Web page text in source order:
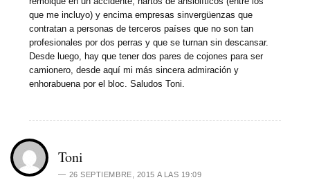
que me incluyo) y encima empresas sinvergüenzas que
contratan a personas de terceros países que no son tan
profesionales por dos perras y que se turnan sin descansar.
Desde luego, hay que tener dos pares de cojones para ser
camionero, desde aquí mi más sincera admiración y
enhorabuena por el bloc. Saludos Toni.
Toni
26 SEPTIEMBRE, 2015 A LAS 19:09